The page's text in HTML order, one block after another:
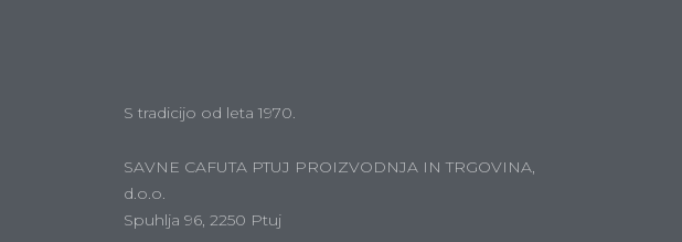
S tradicijo od leta 1970.
SAVNE CAFUTA PTUJ PROIZVODNJA IN TRGOVINA,
d.o.o.
Spuhlja 96, 2250 Ptuj